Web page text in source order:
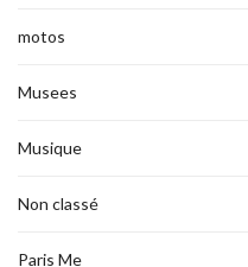
motos
Musees
Musique
Non classé
Paris Me